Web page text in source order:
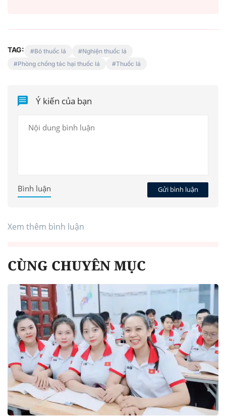
TAG: Bỏ thuốc lá
Nghiện thuốc lá
Phòng chống tác hại thuốc lá
Thuốc lá
Ý kiến của bạn
Gửi bình luận
Bình luận
Xem thêm bình luận
CÙNG CHUYÊN MỤC